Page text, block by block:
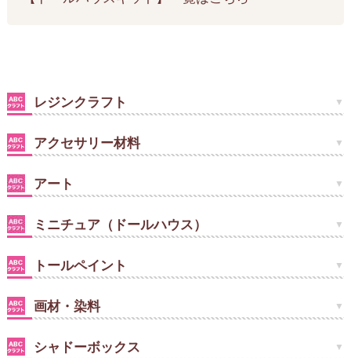
レジンクラフト
アクセサリー材料
アート
ミニチュア（ドールハウス）
トールペイント
画材・染料
シャドーボックス